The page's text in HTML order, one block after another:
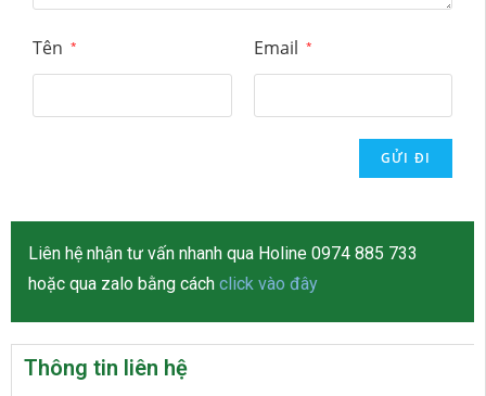
Tên * Email *
Liên hệ nhận tư vấn nhanh qua Holine 0974 885 733
hoặc qua zalo bằng cách click vào đây
Thông tin liên hệ